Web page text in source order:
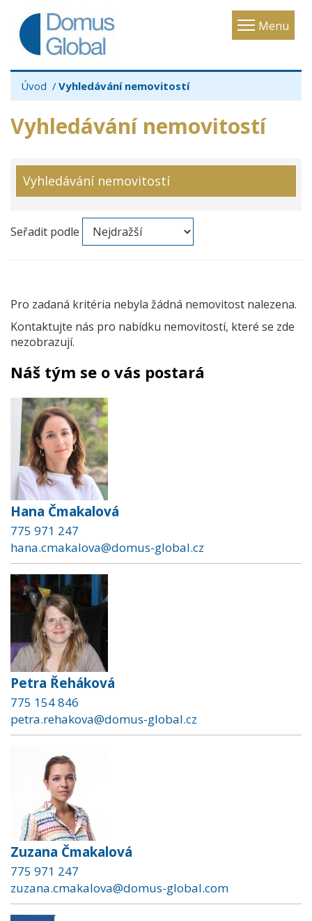
Menu
Toggle
Úvod Vyhledávání nemovitostí
Vyhledávání nemovitostí
Vyhledávání nemovitostí
Seřadit podle
Pro zadaná kritéria nebyla žádná nemovitost nalezena.
Kontaktujte nás pro nabídku nemovitostí, které se zde
nezobrazují.
Náš tým se o vás postará
Hana Čmakalová
775 971 247
hana.cmakalova@domus-global.cz
Petra Řeháková
775 154 846
petra.rehakova@domus-global.cz
Zuzana Čmakalová
775 971 247
zuzana.cmakalova@domus-global.com